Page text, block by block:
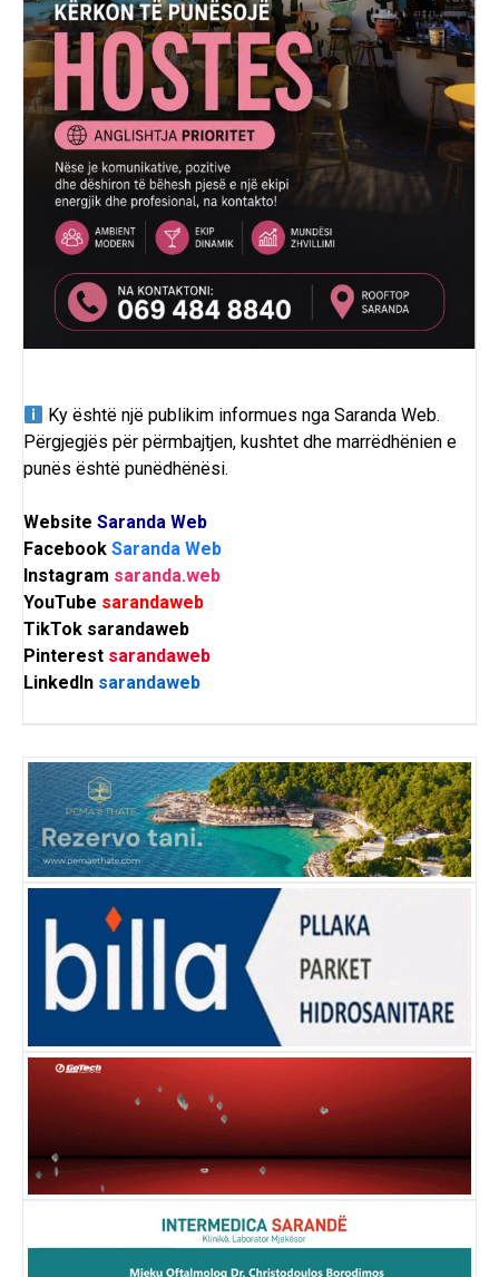
Ky është një publikim informues ngaSaranda Web.
Përgjegjës për përmbajtjen, kushtet dhe marrëdhënien e
punës është punëdhënësi.
Website Saranda Web
Facebook Saranda Web
Instagram saranda.web
YouTube sarandaweb
TikTok sarandaweb
Pinterest sarandaweb
LinkedIn sarandaweb